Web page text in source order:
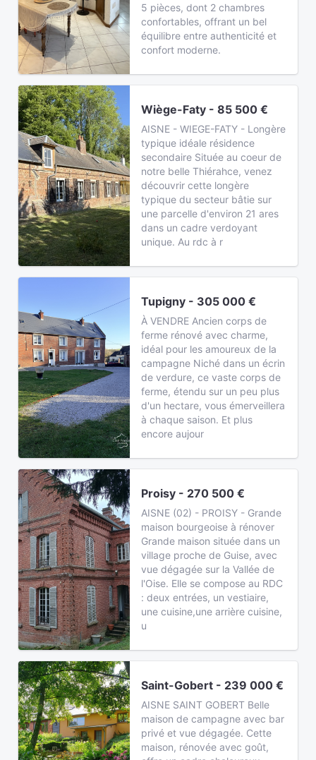
5 pièces, dont 2 chambres
confortables, offrant un bel
équilibre entre authenticité et
confort moderne.
Wiège-Faty - 85 500 €
AISNE - WIEGE-FATY - Longère
typique idéale résidence
secondaire Située au coeur de
notre belle Thiérahce, venez
découvrir cette longère
typique du secteur bâtie sur
une parcelle d'environ 21 ares
dans un cadre verdoyant
unique. Au rdc à r
Tupigny - 305 000 €
À VENDRE Ancien corps de
ferme rénové avec charme,
idéal pour les amoureux de la
campagne Niché dans un écrin
de verdure, ce vaste corps de
ferme, étendu sur un peu plus
d'un hectare, vous émerveillera
à chaque saison. Et plus
encore aujour
Proisy - 270 500 €
AISNE (02) - PROISY - Grande
maison bourgeoise à rénover
Grande maison située dans un
village proche de Guise, avec
vue dégagée sur la Vallée de
l'Oise. Elle se compose au RDC
: deux entrées, un vestiaire,
une cuisine,une arrière cuisine,
u
Saint-Gobert - 239 000 €
AISNE SAINT GOBERT Belle
maison de campagne avec bar
privé et vue dégagée. Cette
maison, rénovée avec goût,